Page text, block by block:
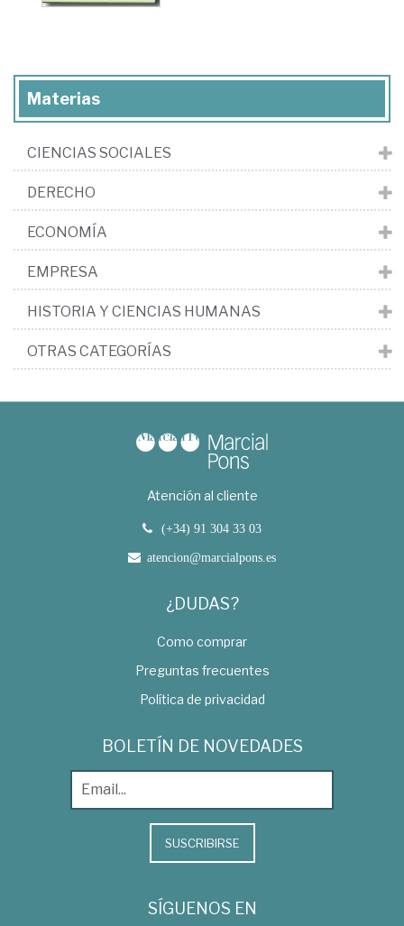
Materias
CIENCIAS SOCIALES
DERECHO
ECONOMÍA
EMPRESA
HISTORIA Y CIENCIAS HUMANAS
OTRAS CATEGORÍAS
Atención al cliente
(+34) 91 304 33 03
atencion@marcialpons.es
¿DUDAS?
Como comprar
Preguntas frecuentes
Política de privacidad
BOLETÍN DE NOVEDADES
SUSCRIBIRSE
SÍGUENOS EN